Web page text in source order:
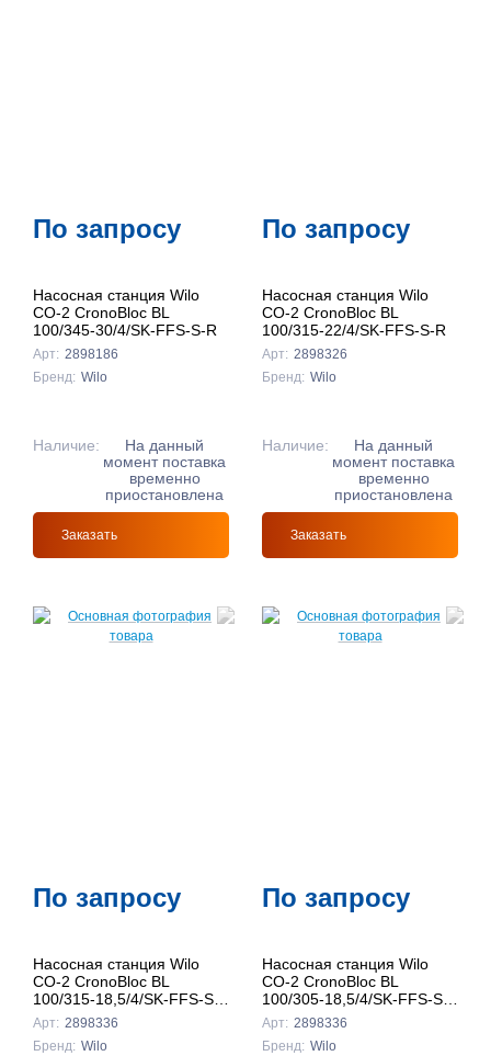
По запросу
Насосная станция Wilo
CO-2 CronoBloc BL
100/345-30/4/SK-FFS-S-R
Арт: 2898186
Бренд: Wilo
Наличие:
На данный
момент поставка
временно
приостановлена
Заказать
По запросу
Насосная станция Wilo
CO-2 CronoBloc BL
100/315-22/4/SK-FFS-S-R
Арт: 2898326
Бренд: Wilo
Наличие:
На данный
момент поставка
временно
приостановлена
Заказать
По запросу
Насосная станция Wilo
CO-2 CronoBloc BL
100/315-18,5/4/SK-FFS-S-
R
Арт: 2898336
Бренд: Wilo
По запросу
Насосная станция Wilo
CO-2 CronoBloc BL
100/305-18,5/4/SK-FFS-S-
R
Арт: 2898336
Бренд: Wilo